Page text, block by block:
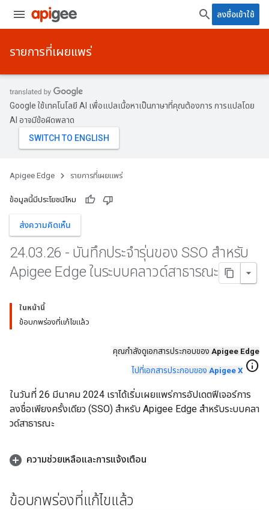
ลงชื่อเข้าใช้
รายการที่เผยแพร่
Google ใช้เทคโนโลยี AI เพื่อแปลเนื้อหาเป็นภาษาที่คุณต้องการ การแปลโดย
AI อาจมีข้อผิดพลาด
Apigee Edge รายการที่เผยแพร่
ข้อมูลนี้มีประโยชน์ไหม
ส่งความคิดเห็น
24.03.26 - บันทึกประจำรุ่นของ SSO สำหรับ
Apigee Edge ในระบบคลาวด์สาธารณะ
ในหน้านี้
ข้อบกพร่องที่แก้ไขแล้ว
คุณกําลังดูเอกสารประกอบของ Apigee Edge
ไปที่เอกสารประกอบของ Apigee X info
ในวันที่ 26 มีนาคม 2024 เราได้เริ่มเผยแพร่การอัปเดตฟีเจอร์การ
ลงชื่อเพียงครั้งเดียว (SSO) สำหรับ Apigee Edge สำหรับระบบคลา
วด์สาธารณะ
ความช่วยเหลือและการแจ้งเตือน
ข้อบกพร่องที่แก้ไขแล้ว